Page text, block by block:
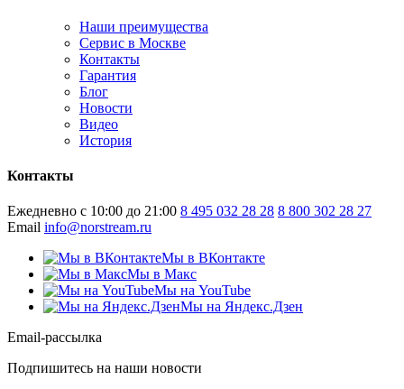
Наши преимущества
Сервис в Москве
Контакты
Гарантия
Блог
Новости
Видео
История
Контакты
Ежедневно с 10:00 до 21:00 8 495 032 28 28 8 800 302 28 27
Email info@norstream.ru
Мы в ВКонтакте
Мы в Макс
Мы на YouTube
Мы на Яндекс.Дзен
Email-рассылка
Подпишитесь на наши новости